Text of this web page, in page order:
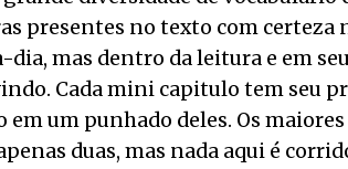
presentes no texto com certeza
mas dentro da leitura e em
Cada mini capitulo tem seu
um punhado deles. Os
duas, mas nada aqui é